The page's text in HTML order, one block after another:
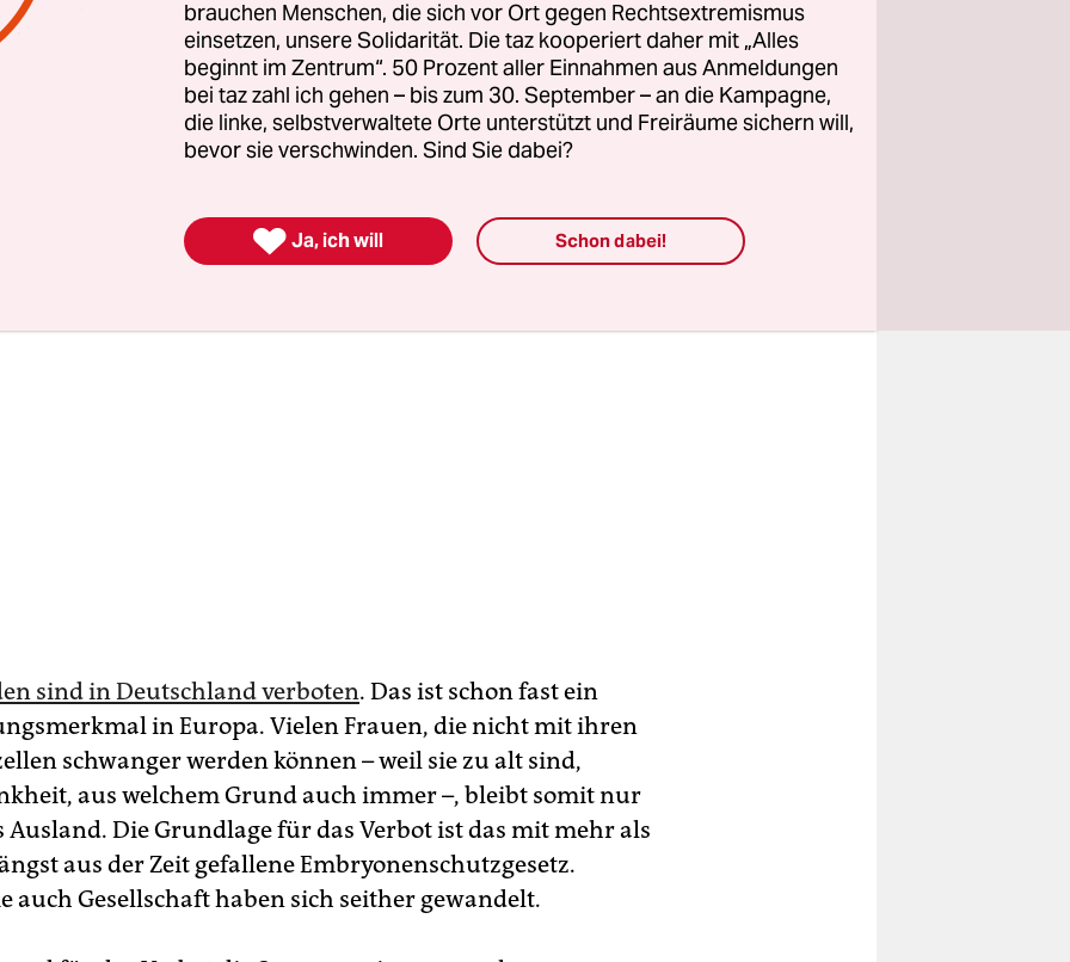
gehofft hat, dass nun endlich auch die FDP die mehr als
Kriminalisierung vonSchwangerschaftsabbrüchen
will, irrt. Stattdessen wollen die Liberalen die Eizellspende
Auch hier ist die Rechtslage hoffnungslos veraltet. Und
der FDP-Vorstoß vor allem von der Doppelmoral der Partei,
sind in Deutschland verboten. Das ist schon fast ein
in Europa. Vielen Frauen, die nicht mit ihren
schwanger werden können – weil sie zu alt sind,
aus welchem Grund auch immer –, bleibt somit nur
Ausland. Die Grundlage für das Verbot ist das mit mehr als
aus der Zeit gefallene Embryonenschutzgesetz.
auch Gesellschaft haben sich seither gewandelt.
brauchen Menschen, die sich vor Ort gegen Rechtsextremismus
einsetzen, unsere Solidarität. Die taz kooperiert daher mit „Alles
beginnt im Zentrum“. 50 Prozent aller Einnahmen aus Anmeldungen
bei taz zahl ich gehen – bis zum 30. September – an die Kampagne,
die linke, selbstverwaltete Orte unterstützt und Freiräume sichern will,
bevor sie verschwinden. Sind Sie dabei?
 Ja, ich will Schon dabei!